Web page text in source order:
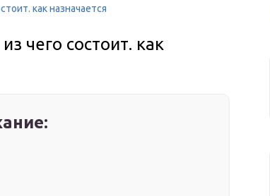
как назначается
чего состоит. как